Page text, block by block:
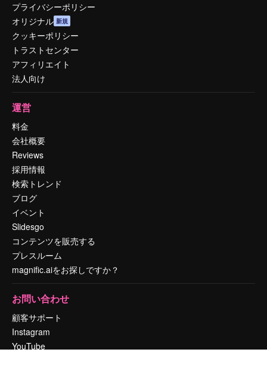
プライバシーポリシー
オリジナル 新規
クッキーポリシー
トラストセンター
アフィリエイト
法人向け
運営
料金
会社概要
Reviews
採用情報
検索トレンド
ブログ
イベント
Slidesgo
コンテンツを販売する
プレスルーム
magnific.aiをお探しですか？
お問い合わせ
顧客サポート
Instagram
YouTube